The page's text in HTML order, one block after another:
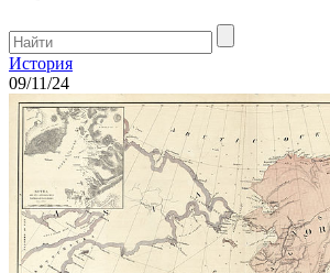
История
09/11/24